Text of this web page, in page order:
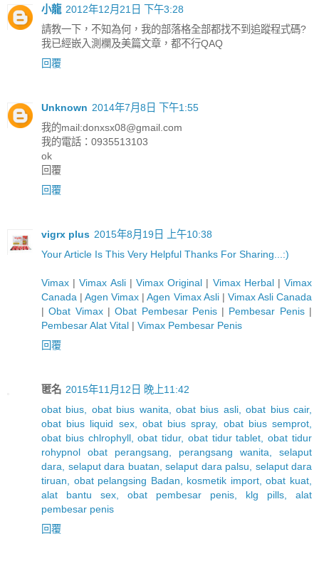
小龍 2012年12月21日 下午3:28
請教一下，不知為何，我的部落格全部都找不到追蹤程式碼?
我已經嵌入測欄及美篇文章，都不行QAQ
回覆
Unknown 2014年7月8日 下午1:55
我的mail:donxsx08@gmail.com
我的電話：0935513103
ok
回覆
回覆
vigrx plus 2015年8月19日 上午10:38
YourArticle Is This Very Helpful Thanks For Sharing :)
Vimax |Vimax Asli| Vimax Original | Vimax Herbal|Vimax
Canada |Agen Vimax |Agen Vimax Asli| Vimax Asli Canada
|Obat Vimax|Obat Pembesar Penis| Pembesar Penis|
Pembesar Alat Vital | Vimax Pembesar Penis
回覆
匿名 2015年11月12日 晚上11:42
obat bius, obat bius wanita, obat bius asli, obat bius cair,
obat bius liquid sex, obat bius spray, obat bius semprot,
obat bius chlrophyll, obat tidur, obat tidur tablet, obat tidur
rohypnol obat perangsang, perangsang wanita, selaput
dara, selaput dara buatan, selaput dara palsu, selaput dara
tiruan, obat pelangsing Badan, kosmetik import, obat kuat,
alat bantu sex, obat pembesar penis, klg pills, alat
pembesar penis
回覆